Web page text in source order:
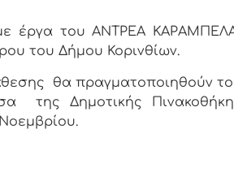
έργα του ΑΝΤΡΕΑ
του Δήμου Κορινθίων.
θα πραγματοποιηθούν
της Δημοτικής